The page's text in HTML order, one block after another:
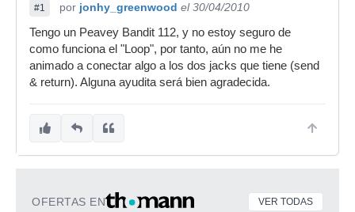
#1 por jonhy_greenwood el 30/04/2010
Tengo un Peavey Bandit 112, y no estoy seguro de
como funciona el "Loop", por tanto, aún no me he
animado a conectar algo a los dos jacks que tiene (send
& return). Alguna ayudita será bien agradecida.
OFERTAS EN VER TODAS